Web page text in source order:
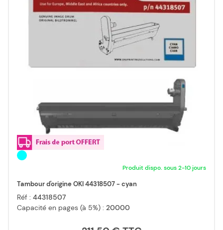
Produit dispo. sous 2-10 jours
Tambour d'origine OKI 44318507 - cyan
Réf : 44318507
Capacité en pages (à 5%) : 20000